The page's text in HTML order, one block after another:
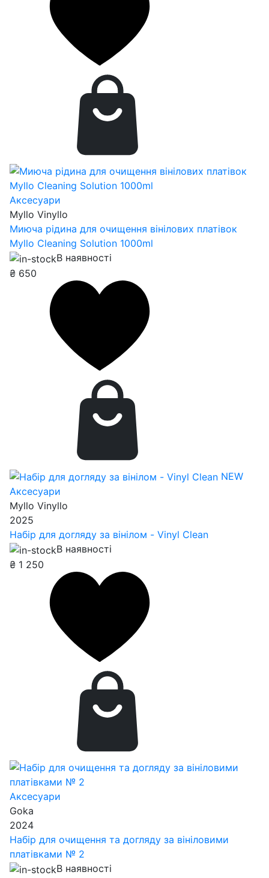
Аксесуари
Myllo Vinyllo
Миюча рідина для очищення вінілових платівок
Myllo Cleaning Solution 1000ml
В наявності
₴ 650
NEW
Аксесуари
Myllo Vinyllo
2025
Набір для догляду за вінілом - Vinyl Clean
В наявності
₴ 1 250
Аксесуари
Goka
2024
Набір для очищення та догляду за вініловими
платівками № 2
В наявності